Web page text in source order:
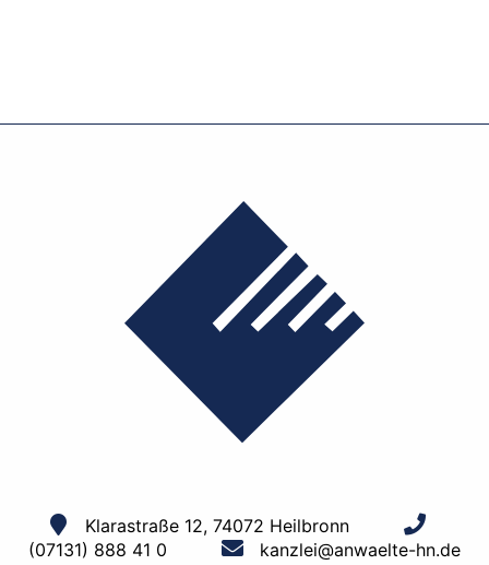
Klarastraße 12, 74072 Heilbronn
(07131) 888 41 0
kanzlei@anwaelte-hn.de